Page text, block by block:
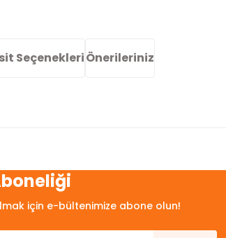
SeçenekleriÖnerileriniz
siz yapın!
için e-bültenimize abone olun!